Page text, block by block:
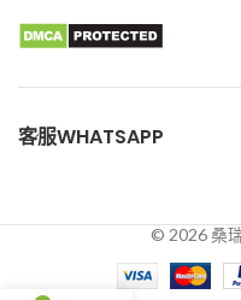
客服WHATSAPP
© 2026 桑